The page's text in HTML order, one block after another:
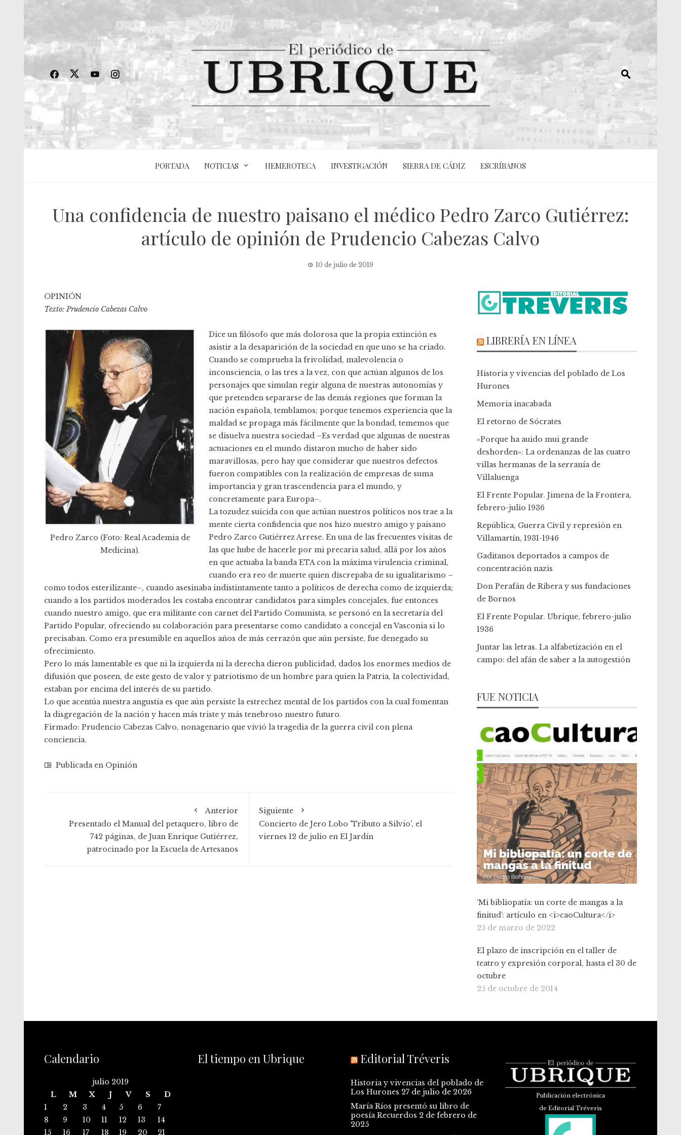
PORTADA NOTICIAS HEMEROTECA INVESTIGACIÓN SIERRA DE CÁDIZ ESCRÍBANOS
Una confidencia de nuestro paisano el médico Pedro Zarco Gutiérrez:
artículo de opinión de Prudencio Cabezas Calvo
10 de julio de 2019
OPINIÓN
Texto: Prudencio Cabezas Calvo
Pedro Zarco (Foto: Real Academia de
Medicina).
Dice un filósofo que más dolorosa que la propia extinción es
asistir a la desaparición de la sociedad en que uno se ha criado.
Cuando se comprueba la frivolidad, malevolencia o
inconsciencia, o las tres a la vez, con que actúan algunos de los
personajes que simulan regir alguna de nuestras autonomías y
que pretenden separarse de las demás regiones que forman la
nación española, temblamos; porque tenemos experiencia que la
maldad se propaga más fácilmente que la bondad, tememos que
se disuelva nuestra sociedad –Es verdad que algunas de nuestras
actuaciones en el mundo distaron mucho de haber sido
maravillosas, pero hay que considerar que nuestros defectos
fueron compatibles con la realización de empresas de suma
importancia y gran trascendencia para el mundo, y
concretamente para Europa–.
La tozudez suicida con que actúan nuestros políticos nos trae a la
mente cierta confidencia que nos hizo nuestro amigo y paisano
Pedro Zarco Gutiérrez Arrese. En una de las frecuentes visitas de
las que hube de hacerle por mi precaria salud, allá por los años
en que actuaba la banda ETA con la máxima virulencia criminal,
cuando era reo de muerte quien discrepaba de su igualitarismo –
como todos esterilizante–, cuando asesinaba indistintamente tanto a políticos de derecha como de izquierda;
cuando a los partidos moderados les costaba encontrar candidatos para simples concejales, fue entonces
cuando nuestro amigo, que era militante con carnet del Partido Comunista, se personó en la secretaría del
Partido Popular, ofreciendo su colaboración para presentarse como candidato a concejal en Vasconia si lo
precisaban. Como era presumible en aquellos años de más cerrazón que aún persiste, fue denegado su
ofrecimiento.
Pero lo más lamentable es que ni la izquierda ni la derecha dieron publicidad, dados los enormes medios de
difusión que poseen, de este gesto de valor y patriotismo de un hombre para quien la Patria, la colectividad,
estaban por encima del interés de su partido.
Lo que acentúa nuestra angustia es que aún persiste la estrechez mental de los partidos con la cual fomentan
la disgregación de la nación y hacen más triste y más tenebroso nuestro futuro.
Firmado: Prudencio Cabezas Calvo, nonagenario que vivió la tragedia de la guerra civil con plena
conciencia.
Publicada en Opinión
Anterior
Presentado el Manual del petaquero, libro de
742 páginas, de Juan Enrique Gutiérrez,
patrocinado por la Escuela de Artesanos
Siguiente
Concierto de Jero Lobo 'Tributo a Silvio', el
viernes 12 de julio en El Jardín
LIBRERÍA EN LÍNEA
Historia y vivencias del poblado de Los
Hurones
Memoria inacabada
El retorno de Sócrates
«Porque ha auido mui grande
deshorden»: La ordenanzas de las cuatro
villas hermanas de la serranía de
Villaluenga
El Frente Popular. Jimena de la Frontera,
febrero-julio 1936
República, Guerra Civil y represión en
Villamartín, 1931-1946
Gaditanos deportados a campos de
concentración nazis
Don Perafán de Ribera y sus fundaciones
de Bornos
El Frente Popular. Ubrique, febrero-julio
1936
Juntar las letras. La alfabetización en el
campo: del afán de saber a la autogestión
FUE NOTICIA
‘Mi bibliopatía: un corte de mangas a la
finitud’: artículo en <i>caoCultura</i>
25 de marzo de 2022
El plazo de inscripción en el taller de
teatro y expresión corporal, hasta el 30 de
octubre
25 de octubre de 2014
Calendario
julio 2019
L
M X J V S
D
1
2 3 4 5 6
7
8
9 10 11 12 13
14
15
16 17 18 19 20 21
El tiempo en Ubrique Editorial Tréveris
Historia y vivencias del poblado de
Los Hurones 27 de julio de 2026
María Ríos presentó su libro de
poesía Recuerdos 2 de febrero de
2025
Publicación electrónica
de Editorial Tréveris